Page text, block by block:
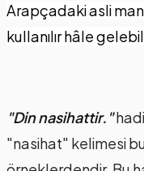
Arapçadaki asli
kullanılır hâle
"Din nasihattir."
"nasihat" kelimesi